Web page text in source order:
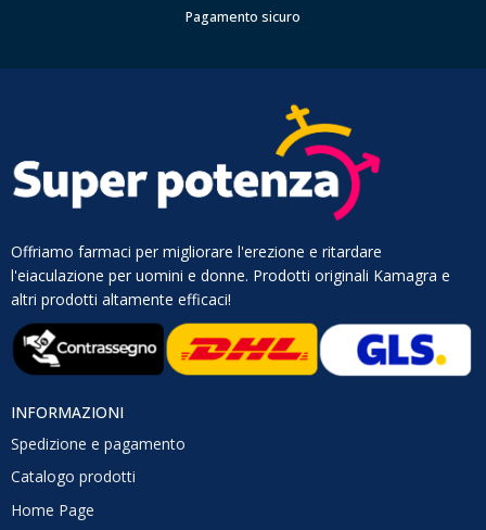
Pagamento sicuro
Offriamo farmaci per migliorare l'erezione e ritardare
l'eiaculazione per uomini e donne. Prodotti originali Kamagra e
altri prodotti altamente efficaci!
INFORMAZIONI
Spedizione e pagamento
Catalogo prodotti
Home Page